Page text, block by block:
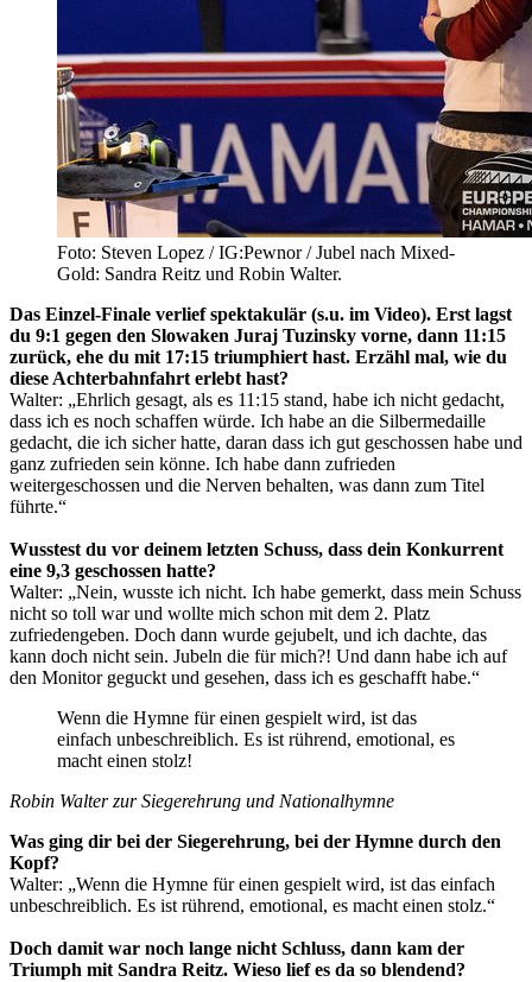
Foto: Steven Lopez / IG:Pewnor / Jubel nach Mixed-
Gold: Sandra Reitz und Robin Walter.
Das Einzel-Finale verlief spektakulär (s.u. im Video). Erst lagst
du 9:1 gegen den Slowaken Juraj Tuzinsky vorne, dann 11:15
zurück, ehe du mit 17:15 triumphiert hast. Erzähl mal, wie du
diese Achterbahnfahrt erlebt hast?
Walter: „Ehrlich gesagt, als es 11:15 stand, habe ich nicht gedacht,
dass ich es noch schaffen würde. Ich habe an die Silbermedaille
gedacht, die ich sicher hatte, daran dass ich gut geschossen habe und
ganz zufrieden sein könne. Ich habe dann zufrieden
weitergeschossen und die Nerven behalten, was dann zum Titel
führte.“
Wusstest du vor deinem letzten Schuss, dass dein Konkurrent
eine 9,3 geschossen hatte?
Walter: „Nein, wusste ich nicht. Ich habe gemerkt, dass mein Schuss
nicht so toll war und wollte mich schon mit dem 2. Platz
zufriedengeben. Doch dann wurde gejubelt, und ich dachte, das
kann doch nicht sein. Jubeln die für mich?! Und dann habe ich auf
den Monitor geguckt und gesehen, dass ich es geschafft habe.“
Wenn die Hymne für einen gespielt wird, ist das
einfach unbeschreiblich. Es ist rührend, emotional, es
macht einen stolz!
Robin Walter zur Siegerehrung und Nationalhymne
Was ging dir bei der Siegerehrung, bei der Hymne durch den
Kopf?
Walter: „Wenn die Hymne für einen gespielt wird, ist das einfach
unbeschreiblich. Es ist rührend, emotional, es macht einen stolz.“
Doch damit war noch lange nicht Schluss, dann kam der
Triumph mit Sandra Reitz. Wieso lief es da so blendend?